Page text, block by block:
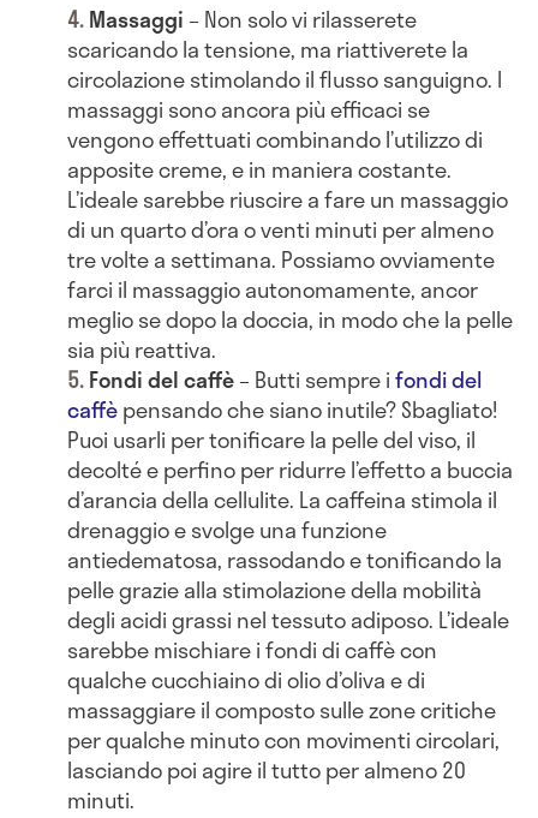
Massaggi – Non solo vi rilasserete
scaricando la tensione, ma riattiverete la
circolazione stimolando il flusso sanguigno. I
massaggi sono ancora più efficaci se
vengono effettuati combinando l’utilizzo di
apposite creme, e in maniera costante.
L’ideale sarebbe riuscire a fare un massaggio
di un quarto d’ora o venti minuti per almeno
tre volte a settimana. Possiamo ovviamente
farci il massaggio autonomamente, ancor
meglio se dopo la doccia, in modo che la pelle
sia più reattiva.
Fondi del caffè– Butti sempre ifondi del
caffèpensando che siano inutile? Sbagliato!
Puoi usarli per tonificare la pelle del viso, il
decolté e perfino per ridurre l’effetto a buccia
d’arancia della cellulite. La caffeina stimola il
drenaggio e svolge una funzione
antiedematosa, rassodando e tonificando la
pelle grazie alla stimolazione della mobilità
degli acidi grassi nel tessuto adiposo. L’ideale
sarebbe mischiare i fondi di caffè con
qualche cucchiaino di olio d’oliva e di
massaggiare il composto sulle zone critiche
per qualche minuto con movimenti circolari,
lasciando poi agire il tutto per almeno 20
minuti.